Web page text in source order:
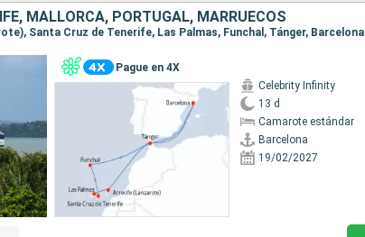
MALLORCA, PORTUGAL, MARRUECOS
Santa Cruz de Tenerife, Las Palmas, Funchal, Tánger, Barcelona
Pague en 4X
Celebrity Infinity
13 d
Camarote estándar
Barcelona
19/02/2027